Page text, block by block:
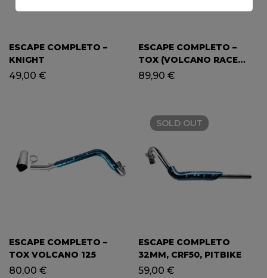
ESCAPE COMPLETO –
KNIGHT
49,00 €
ESCAPE COMPLETO –
TOX (VOLCANO RACE
140) / PITBIKE
89,90 €
ESCAPE COMPLETO –
TOX VOLCANO 125
80,00 €
SOLD OUT
ESCAPE COMPLETO
32MM, CRF50, PITBIKE
59,00 €